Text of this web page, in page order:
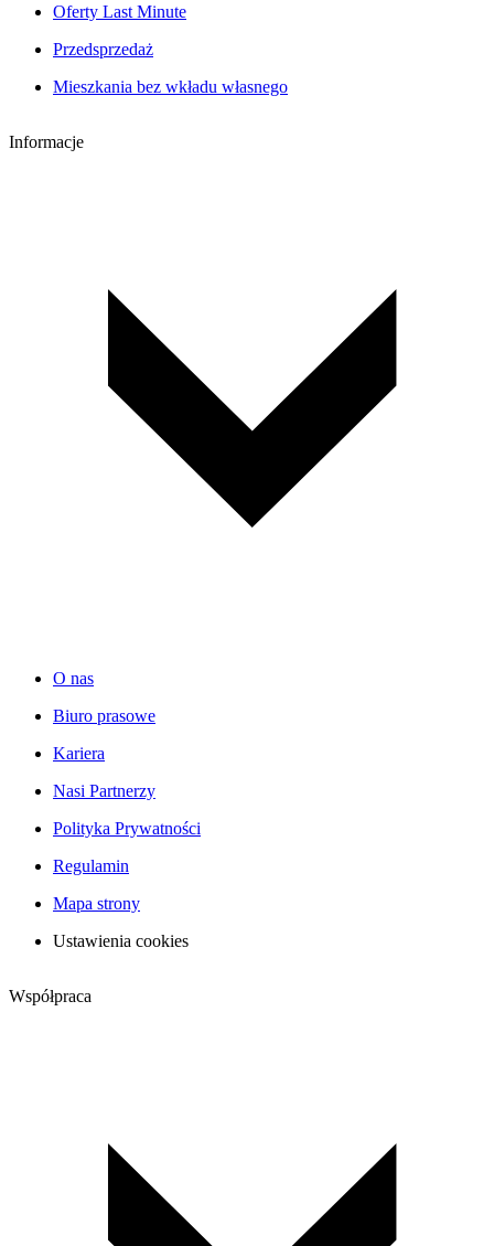
Oferty Last Minute
Przedsprzedaż
Mieszkania bez wkładu własnego
Informacje
O nas
Biuro prasowe
Kariera
Nasi Partnerzy
Polityka Prywatności
Regulamin
Mapa strony
Ustawienia cookies
Współpraca